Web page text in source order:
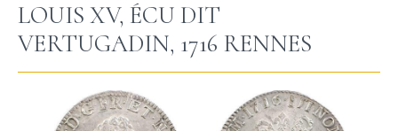
LOUIS XV, ÉCU DIT
VERTUGADIN, 1716 RENNES